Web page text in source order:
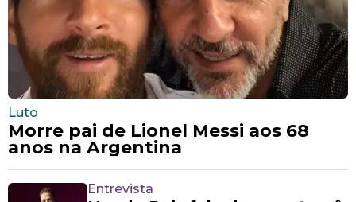
Luto
Morre pai de Lionel Messi aos 68
anos na Argentina
Entrevista